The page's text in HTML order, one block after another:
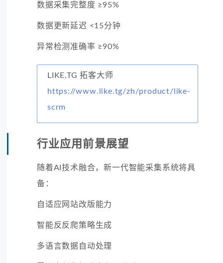
数据采集完整度 ≥95%
数据更新延迟 <15分钟
异常检测准确率 ≥90%
LIKE.TG 拓客大师
https://www.like.tg/zh/product/like-
scrm
行业应用前景展望
随着AI技术融合，新一代智能采集系统将具
备：
自适应网站改版能力
智能反反爬策略生成
多语言数据自动处理